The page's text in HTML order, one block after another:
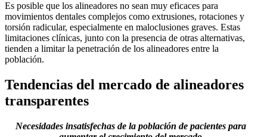
Es posible que los alineadores no sean muy eficaces para
movimientos dentales complejos como extrusiones, rotaciones y
torsión radicular, especialmente en maloclusiones graves. Estas
limitaciones clínicas, junto con la presencia de otras alternativas,
tienden a limitar la penetración de los alineadores entre la
población.
Tendencias del mercado de alineadores
transparentes
Necesidades insatisfechas de la población de pacientes para